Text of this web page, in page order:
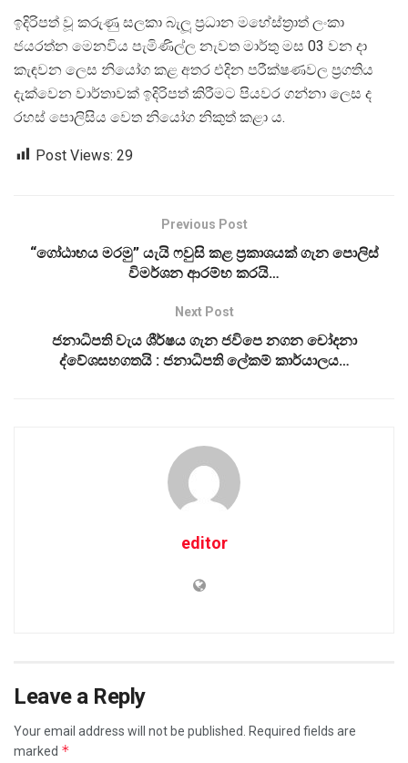
ඉදිරිපත් වූ කරුණු සලකා බැලූ ප්‍රධාන මහේස්ත්‍රාත් ලංකා
ජයරත්න මෙනවිය පැමිණිල්ල නැවත මාර්තු මස 03 වන දා
කැඳවන ලෙස නියෝග කළ අතර එදින පරීක්ෂණවල ප්‍රගතිය
දැක්වෙන වාර්තාවක් ඉදිරිපත් කිරීමට පියවර ගන්නා ලෙස ද
රහස් පොලිසිය වෙත නියෝග නිකුත් කළා ය.
Post Views: 29
Previous Post
“ගෝඨාභය මරමු” යැයි ෆවුසි කළ ප්‍රකාශයක් ගැන පොලිස්
විමර්ශන ආරම්භ කරයි…
Next Post
ජනාධිපති වැය ශීර්ෂය ගැන ජවිපෙ නගන චෝදනා
ද්වේශසහගතයි : ජනාධිපති ලේකම් කාර්යාලය…
editor
Leave a Reply
Your email address will not be published. Required fields are
marked *